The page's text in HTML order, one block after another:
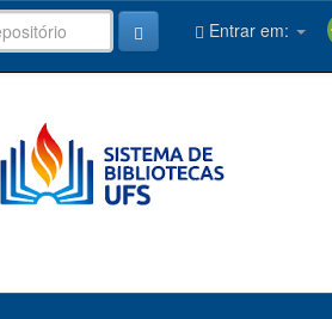
Entrar em: